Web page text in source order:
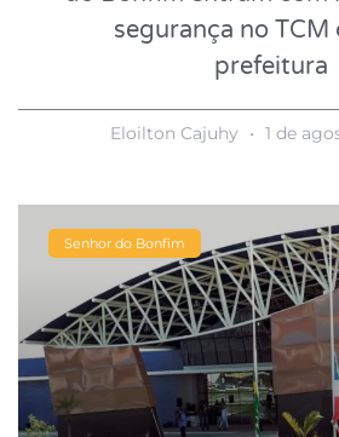
segurança no TCM
prefeitura
Eloilton Cajuhy 1 de
Senhor do Bonfim